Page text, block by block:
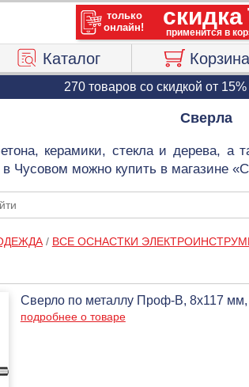
Каталог Корзина
270 товаров со скидкой от
Сверла
керамики, стекла и дерева, а
Чусовом можно купить в магазине
/ ВСЕ ОСНАСТКИ
Сверло по металлу Проф-В, 8х117
подробнее о товаре